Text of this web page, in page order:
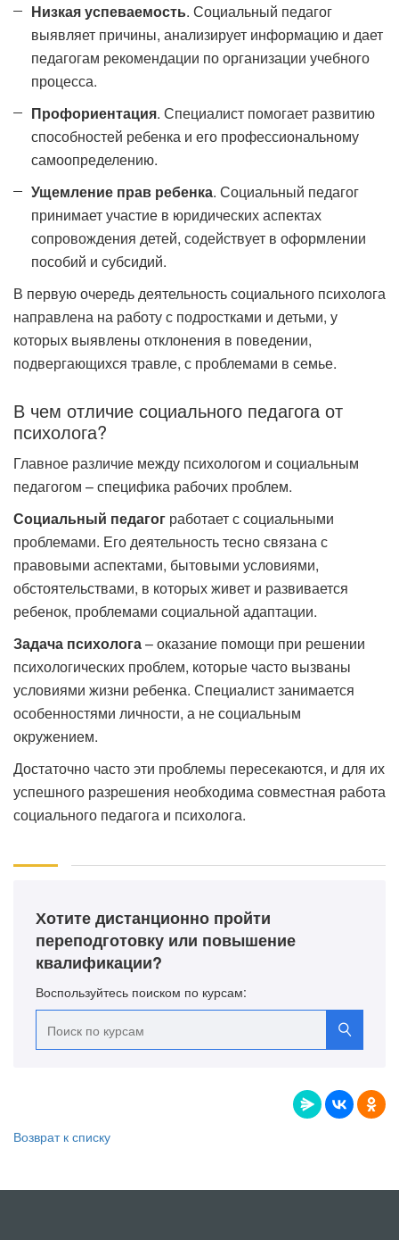
Низкая успеваемость. Социальный педагог
выявляет причины, анализирует информацию и дает
педагогам рекомендации по организации учебного
процесса.
Профориентация. Специалист помогает развитию
способностей ребенка и его профессиональному
самоопределению.
Ущемление прав ребенка. Социальный педагог
принимает участие в юридических аспектах
сопровождения детей, содействует в оформлении
пособий и субсидий.
В первую очередь деятельность социального психолога
направлена на работу с подростками и детьми, у
которых выявлены отклонения в поведении,
подвергающихся травле, с проблемами в семье.
В чем отличие социального педагога от
психолога?
Главное различие между психологом и социальным
педагогом – специфика рабочих проблем.
Социальный педагог работает с социальными
проблемами. Его деятельность тесно связана с
правовыми аспектами, бытовыми условиями,
обстоятельствами, в которых живет и развивается
ребенок, проблемами социальной адаптации.
Задача психолога– оказание помощи при решении
психологических проблем, которые часто вызваны
условиями жизни ребенка. Специалист занимается
особенностями личности, а не социальным
окружением.
Достаточно часто эти проблемы пересекаются, и для их
успешного разрешения необходима совместная работа
социального педагога и психолога.
Хотите дистанционно пройти
переподготовку или повышение
квалификации?
Воспользуйтесь поиском по курсам:
Возврат к списку